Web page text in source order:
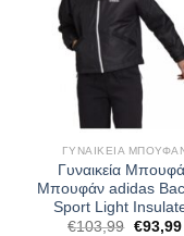
ΓΥΝΑΙΚΕΊΑ
Γυναικεία
Μπουφάν adidas
Sport Light
€103,99 Original
€93,99Η